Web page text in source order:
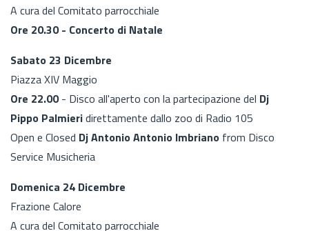
A cura del Comitato parrocchiale
Ore 20.30 - Concerto di Natale
Sabato 23 Dicembre
Piazza XIV Maggio
Ore 22.00- Disco all'aperto con la partecipazione del Dj
Pippo Palmieridirettamente dallo zoo di Radio 105
Open e Closed Dj Antonio Antonio Imbriano from Disco
Service Musicheria
Domenica 24 Dicembre
Frazione Calore
A cura del Comitato parrocchiale